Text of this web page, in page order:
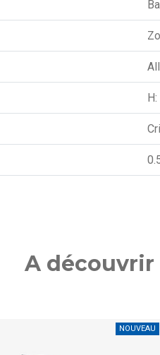
A
NOUVEAU